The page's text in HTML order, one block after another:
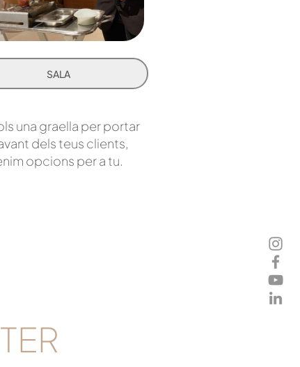
SALA
una graella per portar
dels teus clients,
opcions per a tu.